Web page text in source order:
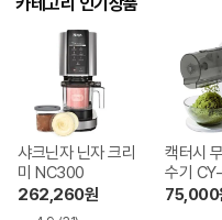
샤크닌자 닌자 크리
미 NC300
262,260원
캑터시
수기
H
75,000